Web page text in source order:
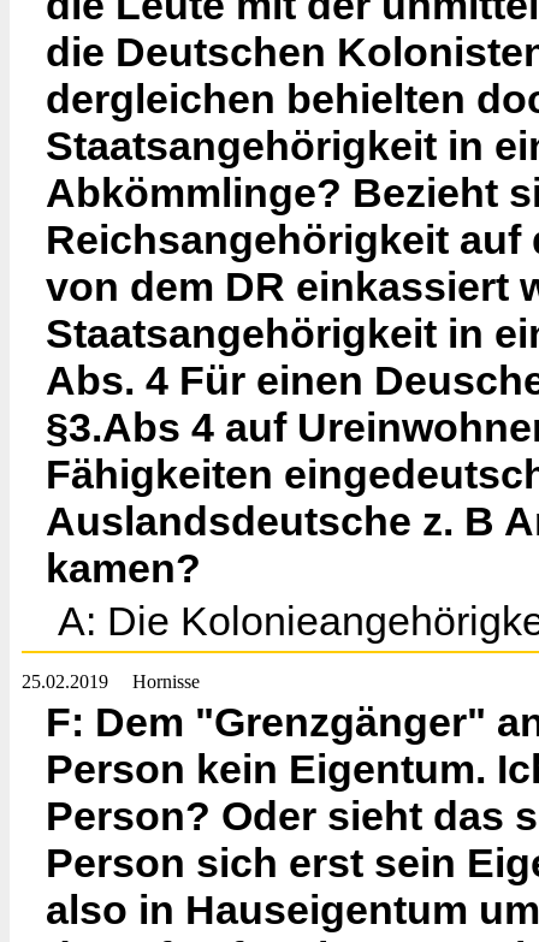
die Deutschen
dergleichen behielten
Staatsangehörigkeit in
Abkömmlinge? Bezieht
Reichsangehörigkeit auf
von dem DR einkassiert
Staatsangehörigkeit in
Abs. 4 Für einen
§3.Abs 4 auf
Fähigkeiten
Auslandsdeutsche z. B
kamen?
A: Die
25.02.2019 Hornisse
F: Dem "Grenzgänger"
Person kein Eigentum.
Person? Oder sieht das
Person sich erst sein
also in Hauseigentum